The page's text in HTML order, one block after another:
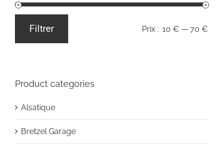
Filtrer Prix : 10 € —70 €
Product categories
Alsatique
Bretzel Garage